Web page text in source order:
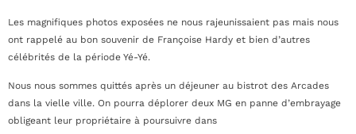
Les magnifiques photos exposées ne nous rajeunissaient pas mais nous
ont rappelé au bon souvenir de Françoise Hardy et bien d’autres
célébrités de la période Yé-Yé.
Nous nous sommes quittés après un déjeuner au bistrot des Arcades
dans la vielle ville. On pourra déplorer deux MG en panne d’embrayage
obligeant leur propriétaire à poursuivre dans